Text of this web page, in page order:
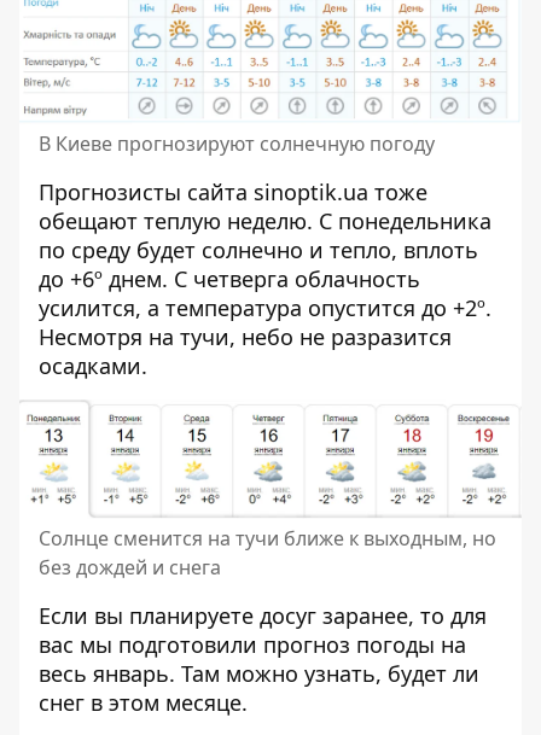
В Киеве прогнозируют солнечную погоду
Прогнозисты сайта sinoptik.ua тоже
обещают теплую неделю. С понедельника
по среду будет солнечно и тепло, вплоть
до +6º днем. С четверга облачность
усилится, а температура опустится до +2º.
Несмотря на тучи, небо не разразится
осадками.
Солнце сменится на тучи ближе к выходным, но
без дождей и снега
Если вы планируете досуг заранее, то для
вас мы подготовили прогноз погоды на
весь январь. Там можно узнать, будет ли
снег в этом месяце.